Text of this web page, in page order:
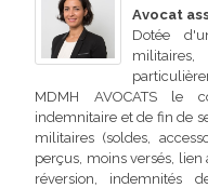
Avocat
Dotée
MDMH AVOCATS le
indemnitaire et de fin de
militaires (soldes,
perçus, moins versés, lien
réversion, indemnités